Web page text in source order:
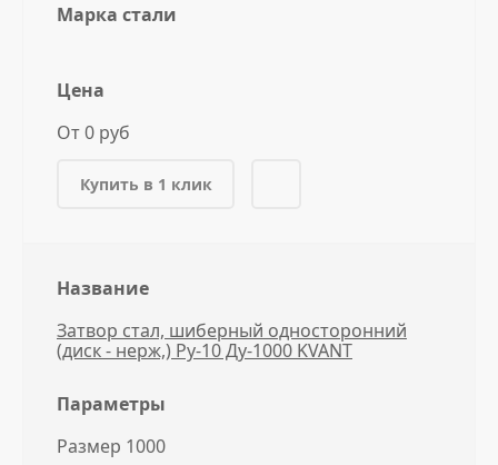
Марка стали
Цена
От 0 руб
Купить в 1 клик
Название
Затвор стал, шиберный односторонний
(диск - нерж,) Ру-10 Ду-1000 KVANT
Параметры
Размер 1000